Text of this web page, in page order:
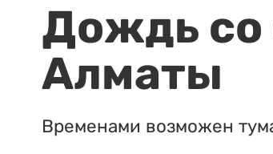
Дождь со
Алматы
Временами возможен